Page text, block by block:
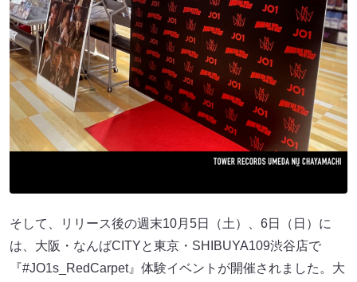
そして、リリース後の週末10⽉5⽇（⼟）、6⽇（⽇）に
は、⼤阪・なんばCITYと東京・SHIBUYA109渋⾕店で
『#JO1s_RedCarpet』体験イベントが開催されました。⼤